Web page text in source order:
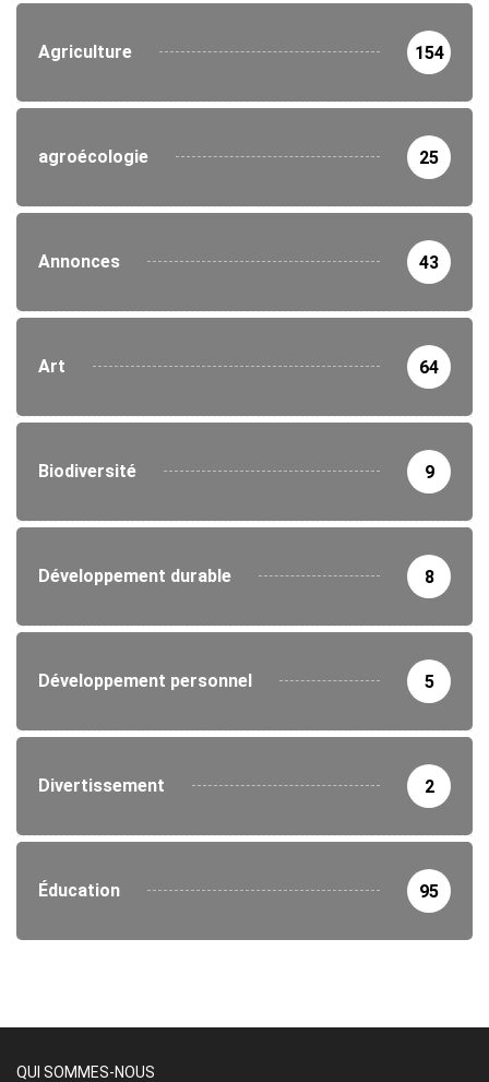
Agriculture 154
agroécologie 25
Annonces 43
Art 64
Biodiversité 9
Développement durable 8
Développement personnel 5
Divertissement 2
Éducation 95
QUI SOMMES-NOUS